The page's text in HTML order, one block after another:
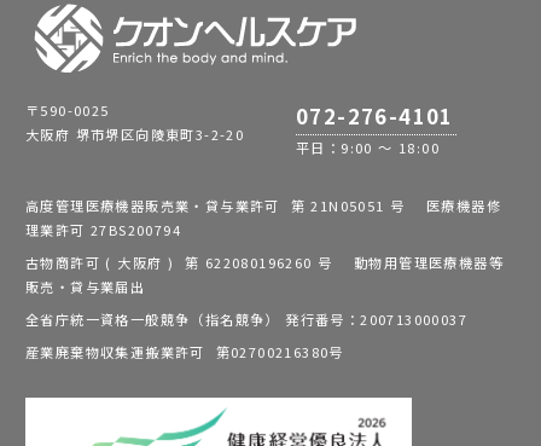
〒590-0025
大阪府 堺市堺区向陵東町3-2-20
072-276-4101
平日：9:00 ～ 18:00
高度管理医療機器販売業・貸与業許可 第 21N05051 号 医療機器修
理業許可 27BS200794
古物商許可 ( 大阪府 ) 第 622080196260 号 動物用管理医療機器等
販売・貸与業届出
全省庁統一資格一般競争（指名競争） 発行番号：200713000037
産業廃棄物収集運搬業許可 第02700216380号